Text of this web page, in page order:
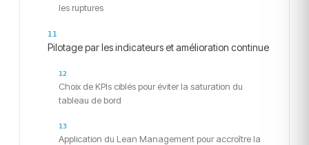
les ruptures
Pilotage par les indicateurs et amélioration continue
Choix de KPIs ciblés pour éviter la saturation du
tableau de bord
Application du Lean Management pour accroître la